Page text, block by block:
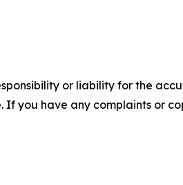
or liability for the
you have any complaints or